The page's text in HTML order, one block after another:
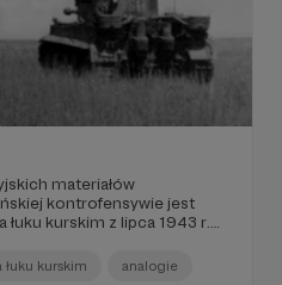
materiałów
kontrofensywie jest
łuku kurskim z lipca 1943 r.
łuku kurskim analogie